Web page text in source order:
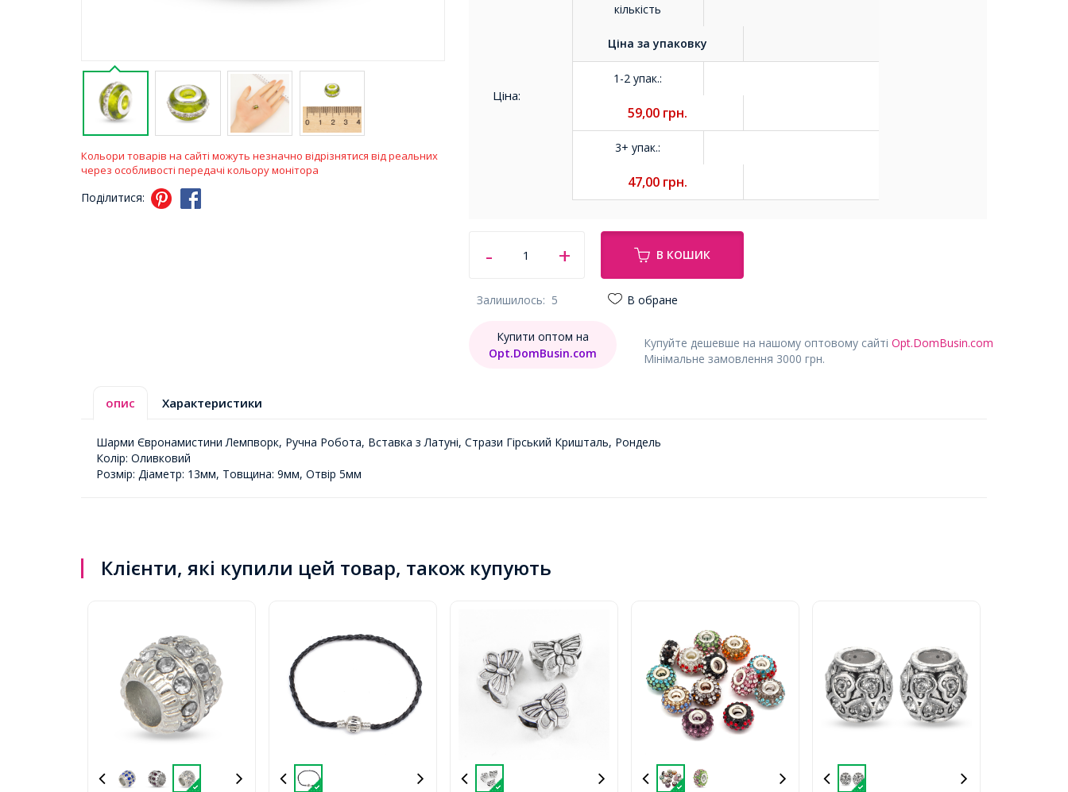
Кольори товарів на сайті можуть незначно відрізнятися від реальних
через особливості передачі кольору монітора
Поділитися:
Ціна:
кількість
Ціна заупаковку
1-2 упак.:
59,00 грн.
3+ упак.:
47,00 грн.
В КОШИК
Залишилось: 5 В обране
Купуйте дешевше на нашому оптовому сайті Opt.DomBusin.com
Мінімальне замовлення 3000 грн.
Купити оптом на
Opt.DomBusin.com
опис Характеристики
Шарми Євронамистини Лемпворк, Ручна Робота, Вставка з Латуні, Стрази Гірський Кришталь, Рондель
Колір: Оливковий
Розмір: Діаметр: 13мм, Товщина: 9мм, Отвір 5мм
Клієнти, які купили цей товар, також купують